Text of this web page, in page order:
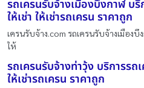
รถเครนรับจ้างเมืองบึงกาฬ บริ
ให้เช่า ให้เช่ารถเครน ราคาถูก
เครนรับจ้าง.com รถเครนรับจ้างเมือง
ให้
รถเครนรับจ้างท่าวุ้ง บริการรถ
ให้เช่ารถเครน ราคาถูก